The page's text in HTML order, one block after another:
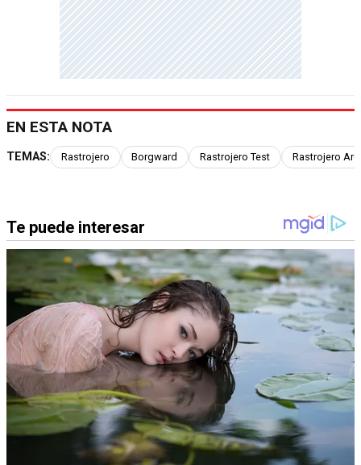
EN ESTA NOTA
TEMAS: Rastrojero Borgward Rastrojero Test Rastrojero